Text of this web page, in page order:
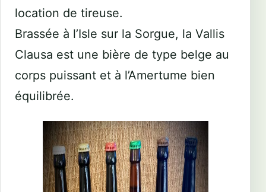
location de tireuse.
Brassée à l’Isle sur la Sorgue, la Vallis
Clausa est une bière de type belge au
corps puissant et à l’Amertume bien
équilibrée.